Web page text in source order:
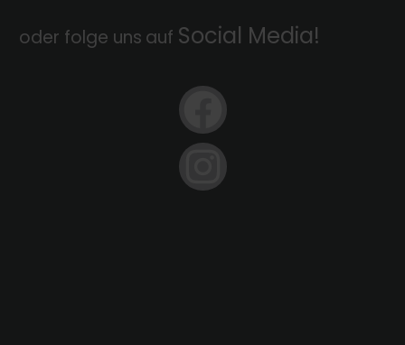
oder folge uns auf Social Media!